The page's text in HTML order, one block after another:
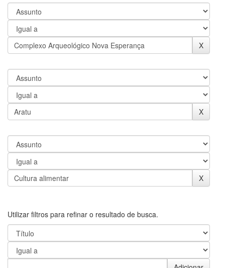
Utilizar filtros para refinar o resultado de busca.